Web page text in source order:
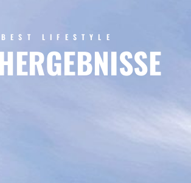
BEST LIFESTYLE